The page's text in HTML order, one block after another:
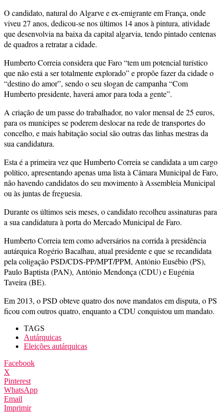
O candidato, natural do Algarve e ex-emigrante em França, onde
viveu 27 anos, dedicou-se nos últimos 14 anos à pintura, atividade
que desenvolvia na baixa da capital algarvia, tendo pintado centenas
de quadros a retratar a cidade.
Humberto Correia considera que Faro “tem um potencial turístico
que não está a ser totalmente explorado” e propõe fazer da cidade o
“destino do amor”, sendo o seu slogan de campanha “Com
Humberto presidente, haverá amor para toda a gente”.
A criação de um passe do trabalhador, no valor mensal de 25 euros,
para os munícipes se poderem deslocar na rede de transportes do
concelho, e mais habitação social são outras das linhas mestras da
sua candidatura.
Esta é a primeira vez que Humberto Correia se candidata a um cargo
político, apresentando apenas uma lista à Câmara Municipal de Faro,
não havendo candidatos do seu movimento à Assembleia Municipal
ou às juntas de freguesia.
Durante os últimos seis meses, o candidato recolheu assinaturas para
a sua candidatura à porta do Mercado Municipal de Faro.
Humberto Correia tem como adversários na corrida à presidência
autárquica Rogério Bacalhau, atual presidente e que se recandidata
pela coligação PSD/CDS-PP/MPT/PPM, António Eusébio (PS),
Paulo Baptista (PAN), António Mendonça (CDU) e Eugénia
Taveira (BE).
Em 2013, o PSD obteve quatro dos nove mandatos em disputa, o PS
ficou com outros quatro, enquanto a CDU conquistou um mandato.
TAGS
Autárquicas
Eleições autárquicas
Facebook
X
Pinterest
WhatsApp
Email
Imprimir